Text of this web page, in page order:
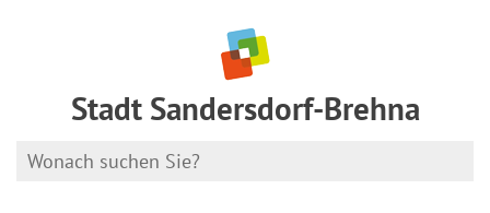
Stadt Sandersdorf-Brehna